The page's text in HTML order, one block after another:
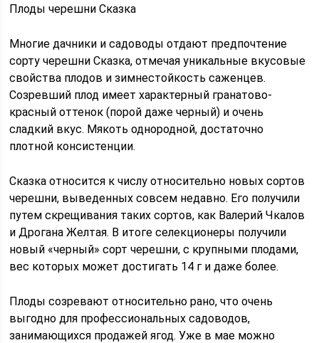
Плоды черешни Сказка
Многие дачники и садоводы отдают предпочтение
сорту черешни Сказка, отмечая уникальные вкусовые
свойства плодов и зимнестойкость саженцев.
Созревший плод имеет характерный гранатово-
красный оттенок (порой даже черный) и очень
сладкий вкус. Мякоть однородной, достаточно
плотной консистенции.
Сказка относится к числу относительно новых сортов
черешни, выведенных совсем недавно. Его получили
путем скрещивания таких сортов, как Валерий Чкалов
и Дрогана Желтая. В итоге селекционеры получили
новый «черный» сорт черешни, с крупными плодами,
вес которых может достигать 14 г и даже более.
Плоды созревают относительно рано, что очень
выгодно для профессиональных садоводов,
занимающихся продажей ягод. Уже в мае можно